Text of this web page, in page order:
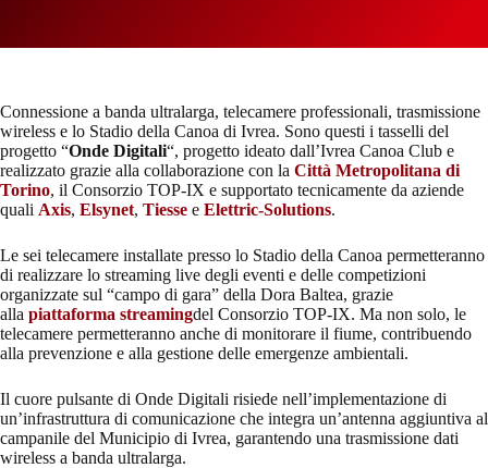
Connessione a banda ultralarga, telecamere professionali, trasmissione
wireless e lo Stadio della Canoa di Ivrea. Sono questi i tasselli del
progetto “Onde Digitali“, progetto ideato dall’Ivrea Canoa Club e
realizzato grazie alla collaborazione con la Città Metropolitana di
Torino, il Consorzio TOP-IX e supportato tecnicamente da aziende
quali Axis, Elsynet, Tiesse e Elettric-Solutions.
Le sei telecamere installate presso lo Stadio della Canoa permetteranno
di realizzare lo streaming live degli eventi e delle competizioni
organizzate sul “campo di gara” della Dora Baltea, grazie
alla piattaforma streamingdel Consorzio TOP-IX. Ma non solo, le
telecamere permetteranno anche di monitorare il fiume, contribuendo
alla prevenzione e alla gestione delle emergenze ambientali.
Il cuore pulsante di Onde Digitali risiede nell’implementazione di
un’infrastruttura di comunicazione che integra un’antenna aggiuntiva al
campanile del Municipio di Ivrea, garantendo una trasmissione dati
wireless a banda ultralarga.